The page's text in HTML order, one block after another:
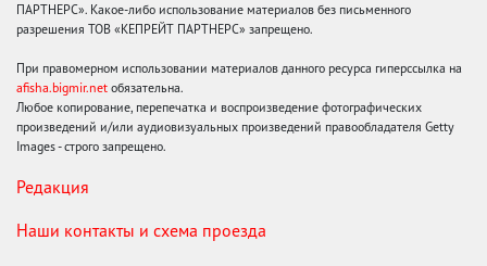
ПАРТНЕРС». Какое-либо использование материалов без письменного
разрешения ТОВ «КЕПРЕЙТ ПАРТНЕРС» запрещено.
При правомерном использовании материалов данного ресурса гиперссылка на
afisha.bigmir.net обязательна.
Любое копирование, перепечатка и воспроизведение фотографических
произведений и/или аудиовизуальных произведений правообладателя Getty
Images - строго запрещено.
Редакция
Наши контакты и схема проезда